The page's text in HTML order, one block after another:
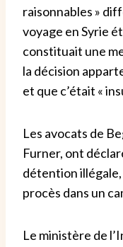
raisonnables »
voyage en Syrie
constituait une
la décision
et que c’était «
Les avocats de
Furner, ont
détention
procès dans un
Le ministère de